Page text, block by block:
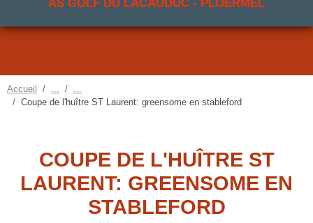
AS GOLF DU LACAUDUC - PLOERMEL
Accueil
Coupe de l'huître ST Laurent: greensome en stableford
COUPE DE L'HUÎTRE ST
LAURENT: GREENSOME EN
STABLEFORD